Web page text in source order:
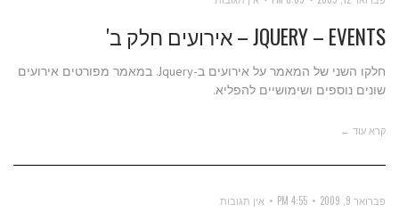
JQUERY – EVENTS – אירועים חלק ב'
חלקו השני של המאמר על אירועים ב-Jquery. במאמר מפורטים אירועים
שונים נוספים ושימושיים להפליא.
קרא עוד ←
פברואר 9, 2009 4:55 PM אין תגובות